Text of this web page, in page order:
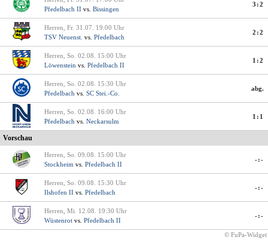
Pfedelbach II vs. Bissingen
3:2
Herren, Fr. 31.07. 19:00 Uhr
TSV Neuenst. vs. Pfedelbach
2:2
Herren, So. 02.08. 15:00 Uhr
Löwenstein vs. Pfedelbach II
1:2
Herren, So. 02.08. 15:30 Uhr
Pfedelbach vs. SC Stei.-Co.
abg.
Herren, So. 02.08. 16:00 Uhr
Pfedelbach vs. Neckarsulm
1:1
Vorschau
Herren, So. 09.08. 15:00 Uhr
Stockheim vs. Pfedelbach II
-:-
Herren, So. 09.08. 15:30 Uhr
Ilshofen II vs. Pfedelbach
-:-
Herren, Mi. 12.08. 19:30 Uhr
Wüstenrot vs. Pfedelbach II
-:-
© FuPa-Widget